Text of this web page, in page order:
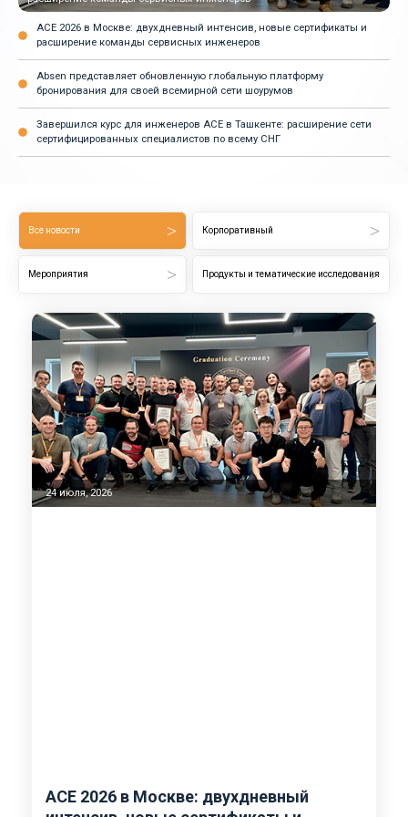
ACE 2026 в Москве: двухдневный интенсив, новые сертификаты и
расширение команды сервисных инженеров
Absen представляет обновленную глобальную платформу
бронирования для своей всемирной сети шоурумов
Завершился курс для инженеров ACE в Ташкенте: расширение сети
сертифицированных специалистов по всему СНГ
Все новости Корпоративный
Мероприятия Продукты и тематические исследования
24 июля, 2026
ACE 2026 в Москве: двухдневный